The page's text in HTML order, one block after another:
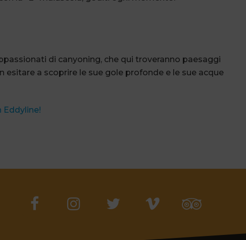
di canyoning, che qui troveranno paesaggi
esitare a scoprire le sue gole profonde e le sue acque
Eddyline!